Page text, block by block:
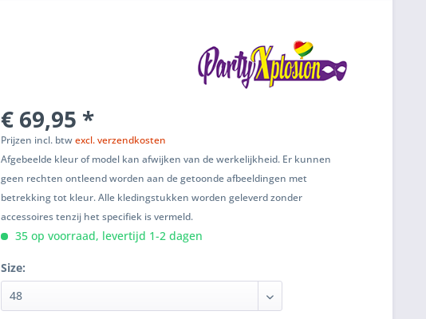
€ 69,95 *
Prijzen incl. btwexcl. verzendkosten
Afgebeelde kleur of model kan afwijken van de werkelijkheid. Er kunnen
geen rechten ontleend worden aan de getoonde afbeeldingen met
betrekking tot kleur. Alle kledingstukken worden geleverd zonder
accessoires tenzij het specifiek is vermeld.
35 op voorraad, levertijd 1-2 dagen
Size: